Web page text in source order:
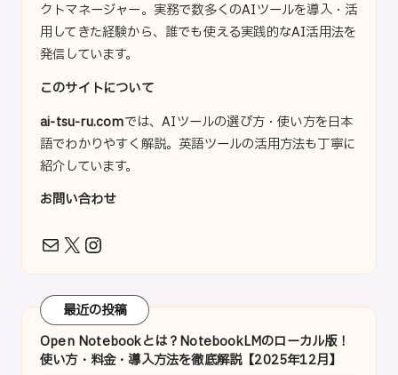
クトマネージャー。実務で数多くのAIツールを導入・活
用してきた経験から、誰でも使える実践的なAI活用法を
発信しています。
このサイトについて
ai-tsu-ru.comでは、AIツールの選び方・使い方を日本
語でわかりやすく解説。英語ツールの活用方法も丁寧に
紹介しています。
お問い合わせ
メールX Instagram
最近の投稿
Open Notebookとは？NotebookLMのローカル版！
使い方・料金・導入方法を徹底解説【2025年12月】